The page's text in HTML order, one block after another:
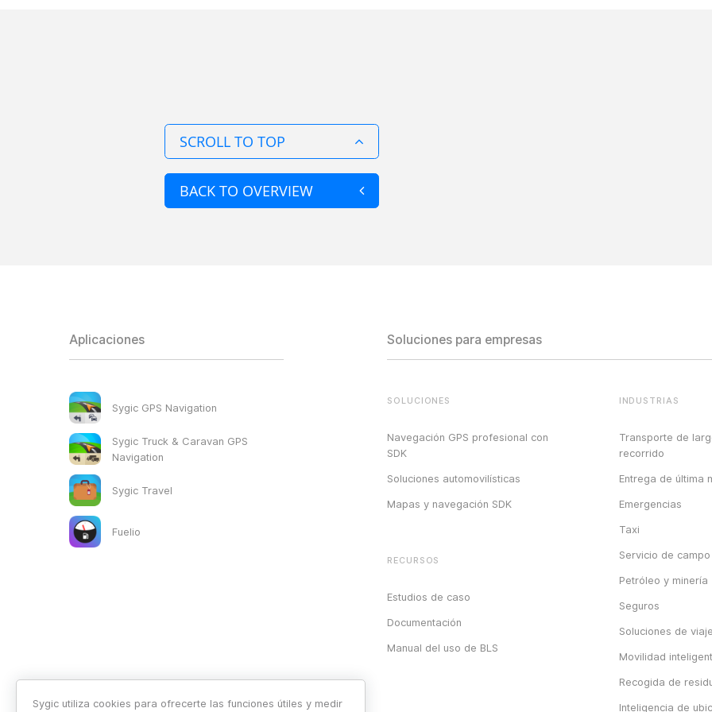
SCROLL TO TOP
BACK TO OVERVIEW
Aplicaciones
Sygic GPS Navigation
Sygic Truck & Caravan GPS
Navigation
Sygic Travel
Fuelio
Soluciones para empresas
SOLUCIONES
Navegación GPS profesional con
SDK
Soluciones automovilísticas
Mapas y navegación SDK
RECURSOS
Estudios de caso
Documentación
Manual del uso de BLS
INDUSTRIAS
Transporte de
recorrido
Entrega de última
Emergencias
Taxi
Servicio de campo
Petróleo y minería
Seguros
Soluciones de viaje
Movilidad
Recogida de
Inteligencia de
Sygic utiliza cookies para ofrecerte las funciones útiles y medir